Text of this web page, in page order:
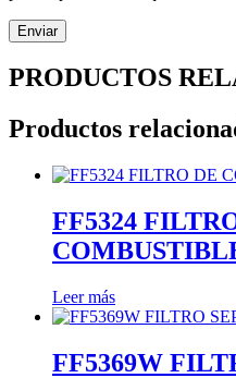
PRODUCTOS
Productos
FF5324
Leer más
FF5369W